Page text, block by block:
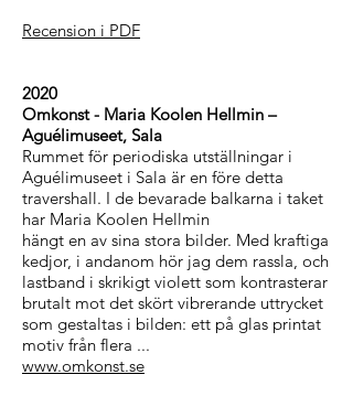
Recension i PDF
2020
Omkonst - Maria Koolen Hellmin –
Aguélimuseet, Sala
Rummet för periodiska utställningar i
Aguélimuseet i Sala är en före detta
travershall. I de bevarade balkarna i taket
har Maria Koolen Hellmin
hängt en av sina stora bilder. Med kraftiga
kedjor, i andanom hör jag dem rassla, och
lastband i skrikigt violett som kontrasterar
brutalt mot det skört vibrerande uttrycket
som gestaltas i bilden: ett på glas printat
motiv från flera ...
www.omkonst.se